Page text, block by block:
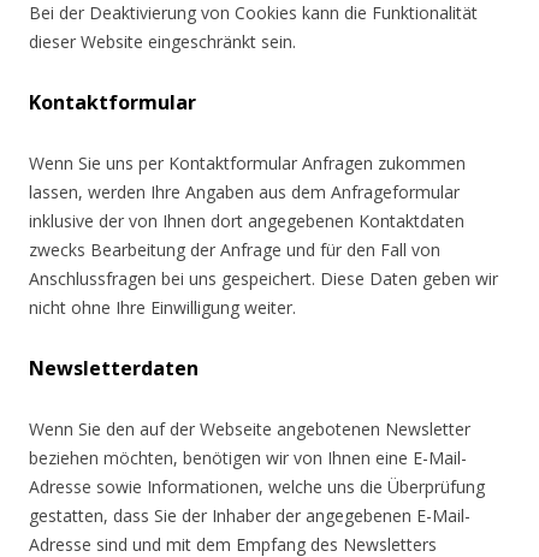
Bei der Deaktivierung von Cookies kann die Funktionalität
dieser Website eingeschränkt sein.
Kontaktformular
Wenn Sie uns per Kontaktformular Anfragen zukommen
lassen, werden Ihre Angaben aus dem Anfrageformular
inklusive der von Ihnen dort angegebenen Kontaktdaten
zwecks Bearbeitung der Anfrage und für den Fall von
Anschlussfragen bei uns gespeichert. Diese Daten geben wir
nicht ohne Ihre Einwilligung weiter.
Newsletterdaten
Wenn Sie den auf der Webseite angebotenen Newsletter
beziehen möchten, benötigen wir von Ihnen eine E-Mail-
Adresse sowie Informationen, welche uns die Überprüfung
gestatten, dass Sie der Inhaber der angegebenen E-Mail-
Adresse sind und mit dem Empfang des Newsletters